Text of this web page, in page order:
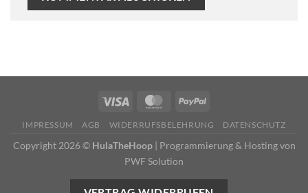
IMPRESSUM AGB WIDERRUFSBELEHRUNG DATENSCHUTZ
Copyright 2026 © HulaTheHoop| Programmierung & Hosting von
PWF Solution